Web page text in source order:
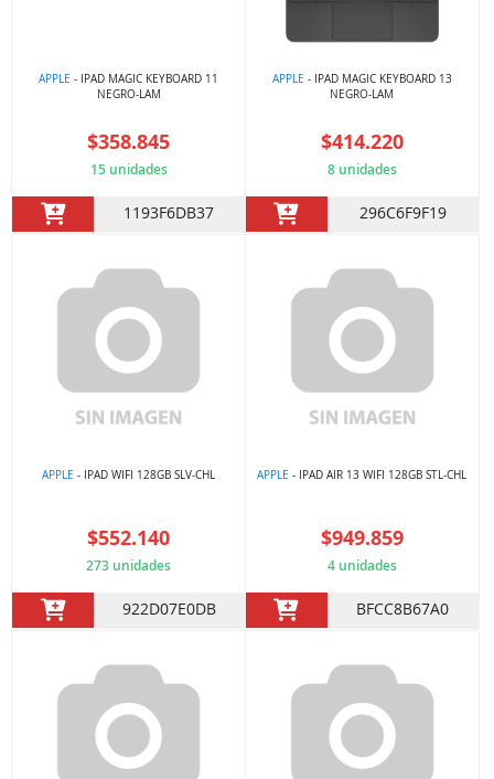
APPLE - IPAD MAGIC KEYBOARD 11
NEGRO-LAM
$358.845
15 unidades
1193F6DB37
APPLE - IPAD MAGIC KEYBOARD 13
NEGRO-LAM
$414.220
8 unidades
296C6F9F19
APPLE - IPAD WIFI 128GB SLV-CHL
$552.140
273 unidades
922D07E0DB
APPLE - IPAD AIR 13 WIFI 128GB STL-CHL
$949.859
4 unidades
BFCC8B67A0